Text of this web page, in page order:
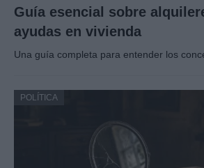
Guía esencial sobre
ayudas en vivienda
Una guía completa para entender los
POLÍTICA